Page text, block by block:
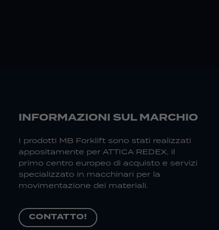
INFORMAZIONI SUL MARCHIO
I prodotti MB Forklift sono stati realizzati
appositamente per ATTICA REDEX, il
primo centro europeo di acquisto e servizi
specializzato in macchinari per la
movimentazione dei materiali.
CONTATTO!